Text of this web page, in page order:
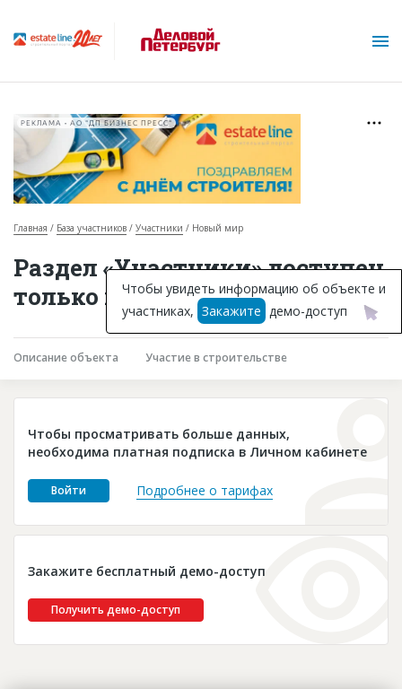
Горячие объекты
База строящихся объектов
Инвестпроекты
Глоссарий
Платные услуги
Пресс-релизы
РЕКЛАМА • АО "ДП БИЗНЕС ПРЕСС"
Главная База участников Участники Новый мир
Раздел «Участники» доступен
только подписчикам
Описание объекта Участие в строительстве
Чтобы просматривать больше данных,
необходима платная подписка в Личном кабинете
Войти Подробнее о тарифах
Закажите бесплатный демо-доступ
Получить демо-доступ
Чтобы увидеть информацию об объекте и
участниках, Закажите демо-доступ